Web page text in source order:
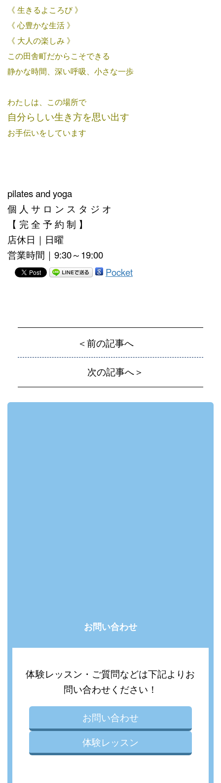
《 生きるよころび 》
《 心豊かな生活 》
《 大人の楽しみ 》
この田舎町だからこそできる
静かな時間、深い呼吸、小さな一歩
わたしは、この場所で
自分らしい生き方を思い出す
お手伝いをしています
pilates and yoga
個 人 サ ロ ン ス タ ジ オ
【 完 全 予 約 制 】
店休日｜日曜
営業時間｜9:30～19:00
Pocket
＜前の記事へ
次の記事へ＞
お問い合わせ
体験レッスン・ご質問などは下記よりお
問い合わせください！
お問い合わせ
体験レッスン